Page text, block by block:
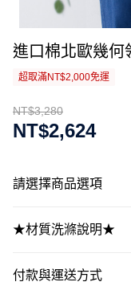
進口棉北歐幾何
超取滿NT$2,000免運
NT$3,280
NT$2,624
請選擇商品選項
★材質洗滌說明★
付款與運送方式